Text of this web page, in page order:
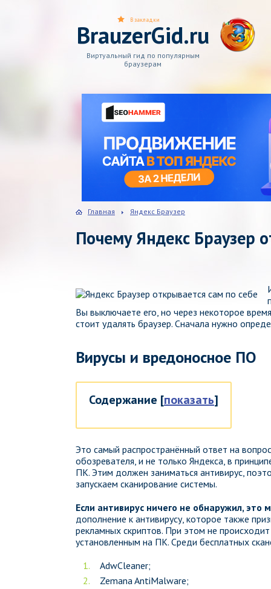
BrauzerGid.ru
Виртуальный гид по популярным
браузерам
В закладки
Главная Яндекс Браузер
Почему Яндекс Браузер
Вы выключаете его, но через некоторое
стоит удалять браузер. Сначала нужно
Вирусы и вредоносное ПО
Содержание [показать]
Это самый распространённый ответ на
обозревателя, и не только Яндекса, в
ПК. Этим должен заниматься антивирус,
запускаем сканирование системы.
Если антивирус ничего не обнаружил, это
дополнение к антивирусу, которое также
рекламных скриптов. При этом не
установленным на ПК. Среди бесплатных
AdwCleaner;
Zemana AntiMalware;